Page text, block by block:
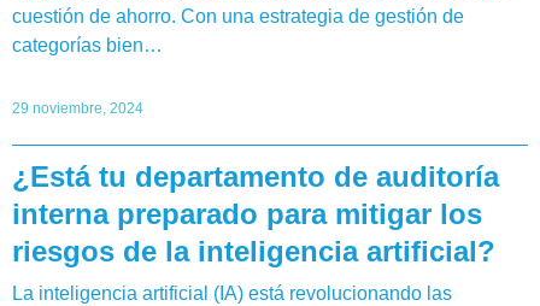
cuestión de ahorro. Con una estrategia de gestión de
categorías bien…
29 noviembre, 2024
¿Está tu departamento de auditoría
interna preparado para mitigar los
riesgos de la inteligencia artificial?
La inteligencia artificial (IA) está revolucionando las